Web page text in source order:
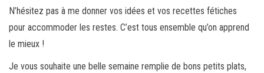
N’hésitez pas à me donner vos idées et vos recettes fétiches
pour accommoder les restes. C’est tous ensemble qu’on apprend
le mieux !
Je vous souhaite une belle semaine remplie de bons petits plats,